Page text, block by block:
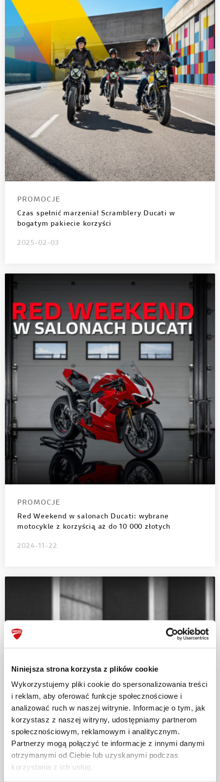
Niniejsza strona korzysta z plików cookie
Wykorzystujemy pliki cookie do spersonalizowania treści
i reklam, aby oferować funkcje społecznościowe i
analizować ruch w naszej witrynie. Informacje o tym, jak
korzystasz z naszej witryny, udostępniamy partnerom
społecznościowym, reklamowym i analitycznym.
Partnerzy mogą połączyć te informacje z innymi danymi
otrzymanymi od Ciebie lub uzyskanymi podczas
korzystania z ich usług.
PROMOCJE
Czas spełnić marzenia! Scramblery Ducati w
bogatym pakiecie korzyści
2025-02-03
PROMOCJE
Red Weekend w salonach Ducati: wybrane
motocykle z korzyścią aż do 10 000 złotych
2024-11-22